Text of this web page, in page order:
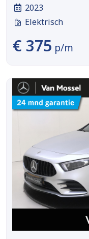
2023
Elektrisch
€ 375 p/m